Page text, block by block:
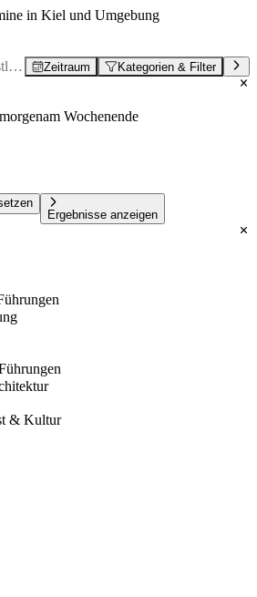
in Kiel und Umgebung
Zeitraum Kategorien & Filter
am Wochenende
Ergebnisse anzeigen
& Kultur